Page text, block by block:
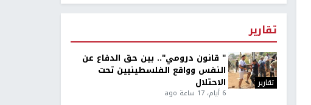
تقارير
تقارير
" قانون درومي".. بين حق الدفاع عن
النفس وواقع الفلسطينيين تحت
الاحتلال
6 أيام، 17 ساعة ago